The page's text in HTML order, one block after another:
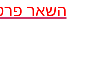
השאר